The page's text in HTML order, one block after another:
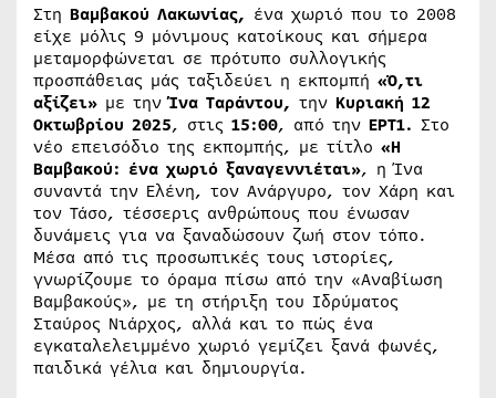
Στη Βαμβακού Λακωνίας, ένα χωριό που το 2008
είχε μόλις 9 μόνιμους κατοίκους και σήμερα
μεταμορφώνεται σε πρότυπο συλλογικής
προσπάθειας μάς ταξιδεύει η εκπομπή «Ό,τι
αξίζει» με τηνΊνα Ταράντου, την Κυριακή 12
Οκτωβρίου 2025, στις 15:00, από την ΕΡΤ1. Στο
νέο επεισόδιο της εκπομπής, με τίτλο «Η
Βαμβακού: ένα χωριό ξαναγεννιέται», η Ίνα
συναντά την Ελένη, τον Ανάργυρο, τον Χάρη και
τον Τάσο, τέσσερις ανθρώπους που ένωσαν
δυνάμεις για να ξαναδώσουν ζωή στον τόπο.
Μέσα από τις προσωπικές τους ιστορίες,
γνωρίζουμε το όραμα πίσω από την «Αναβίωση
Βαμβακούς», με τη στήριξη του Ιδρύματος
Σταύρος Νιάρχος, αλλά και το πώς ένα
εγκαταλελειμμένο χωριό γεμίζει ξανά φωνές,
παιδικά γέλια και δημιουργία.